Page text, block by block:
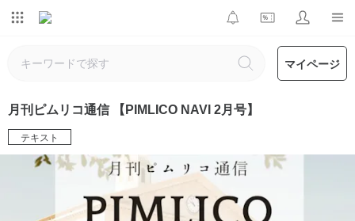
マイページ
月刊ピムリコ通信 【PIMLICO NAVI 2月号】
テキスト